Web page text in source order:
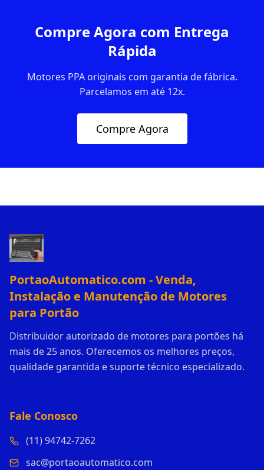
Compre Agora com Entrega
Rápida
Motores PPA originais com garantia de fábrica.
Parcelamos em até 12x.
Compre Agora
PortaoAutomatico.com - Venda,
Instalação e Manutenção de Motores
para Portão
Distribuidor autorizado de motores para portões há
mais de 25 anos. Oferecemos os melhores preços,
qualidade garantida e suporte técnico especializado.
Fale Conosco
(11) 94742-7262
sac@portaoautomatico.com